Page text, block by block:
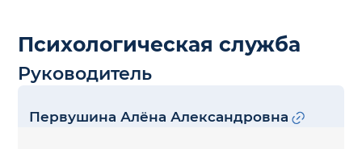
Психологическая служба
Руководитель
Первушина Алёна Александровна